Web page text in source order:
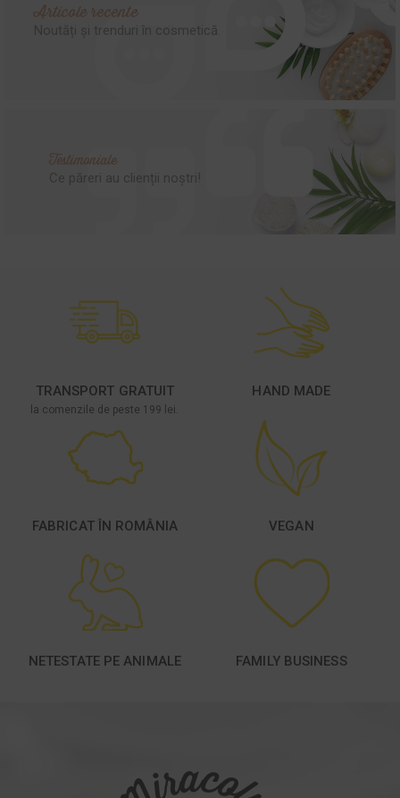
Articole recente
Noutăți și trenduri în cosmetică.
Testimoniale
Ce păreri au clienții noștri!
TRANSPORT GRATUIT
la comenzile de peste 199 lei.
HAND MADE
FABRICAT ÎN ROMÂNIA VEGAN
NETESTATE PE ANIMALE FAMILY BUSINESS